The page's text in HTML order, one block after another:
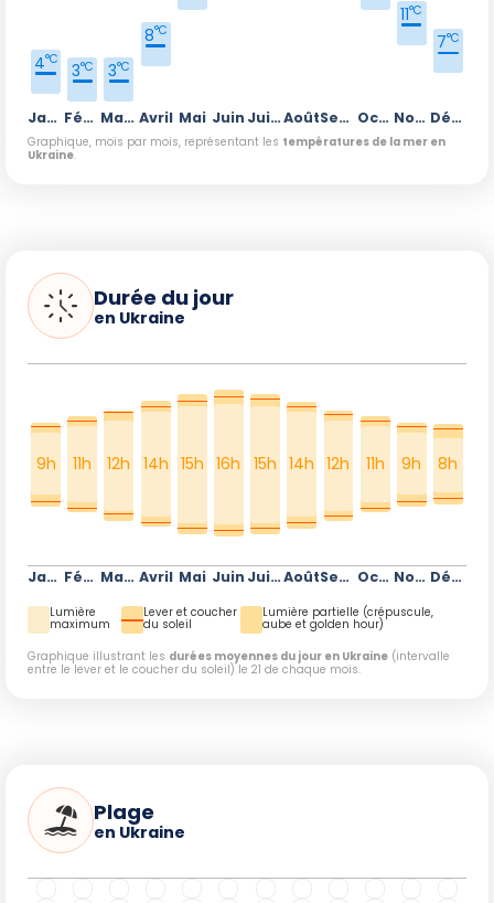
Janvier
4°C
Février
3°C
Mars
3°C
Avril
8°C
Mai Juin JuilletAoût Septembre Octobre Novembre
11°C
Décembre
7°C
Graphique, mois par mois, représentant les températures de la mer en
Ukraine.
Durée du jour
en Ukraine
Janvier
9h
Février
11h
Mars
12h
Avril
14h
Mai
15h
Juin
16h
Juillet
15h
Août
14h
Septembre
12h
Octobre
11h
Novembre
9h
Décembre
8h
Lumière
maximum
Lever et coucher
du soleil
Lumière partielle (crépuscule,
aube et golden hour)
Graphique illustrant les durées moyennes du jour en Ukraine (intervalle
entre le lever et le coucher du soleil) le 21 de chaque mois.
Plage
en Ukraine